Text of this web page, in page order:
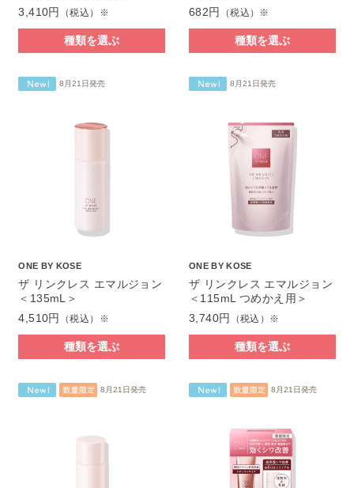
3,410円
（税込）※
種類を選ぶ
682円
（税込）※
種類を選ぶ
8月21日発売
ONE BY KOSE
ザ リンクレス エマルジョン
＜135mL＞
4,510円
（税込）※
種類を選ぶ
8月21日発売
ONE BY KOSE
ザ リンクレス エマルジョン
＜115mL つめかえ用＞
3,740円
（税込）※
種類を選ぶ
8月21日発売 8月21日発売